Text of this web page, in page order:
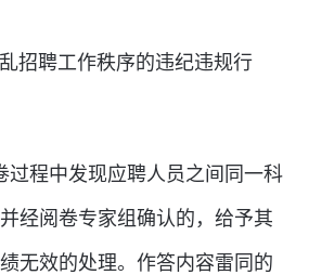
乱招聘工作秩序的违纪违规行
过程中发现应聘人员之间同一科
经阅卷专家组确认的，给予其
无效的处理。作答内容雷同的